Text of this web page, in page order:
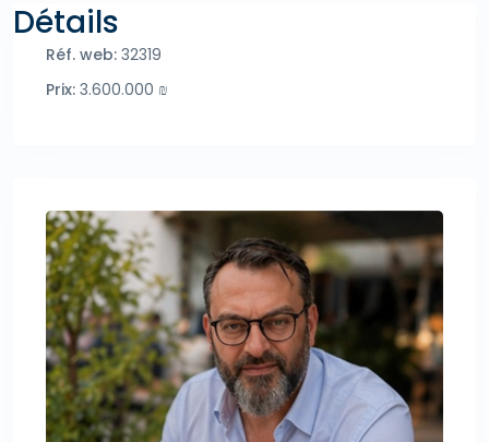
Détails
Réf. web: 32319
Prix: 3.600.000 ₪